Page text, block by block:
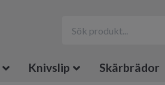
Knivslip Skärbrädor